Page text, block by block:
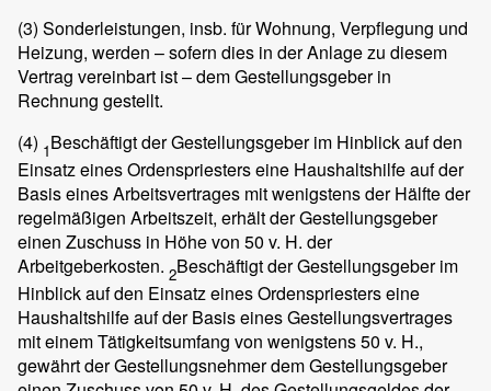
(3) Sonderleistungen, insb. für Wohnung, Verpflegung und
Heizung, werden – sofern dies in der Anlage zu diesem
Vertrag vereinbart ist – dem Gestellungsgeber in
Rechnung gestellt.
(4) 1Beschäftigt der Gestellungsgeber im Hinblick auf den
Einsatz eines Ordenspriesters eine Haushaltshilfe auf der
Basis eines Arbeitsvertrages mit wenigstens der Hälfte der
regelmäßigen Arbeitszeit, erhält der Gestellungsgeber
einen Zuschuss in Höhe von 50 v. H. der
Arbeitgeberkosten. 2Beschäftigt der Gestellungsgeber im
Hinblick auf den Einsatz eines Ordenspriesters eine
Haushaltshilfe auf der Basis eines Gestellungsvertrages
mit einem Tätigkeitsumfang von wenigstens 50 v. H.,
gewährt der Gestellungsnehmer dem Gestellungsgeber